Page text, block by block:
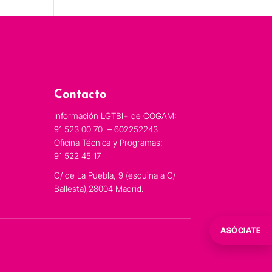
Contacto
Información LGTBI+ de COGAM:
91 523 00 70 – 602252243
Oficina Técnica y Programas:
91 522 45 17
C/ de La Puebla, 9 (esquina a C/
Ballesta),28004 Madrid.
ASÓCIATE